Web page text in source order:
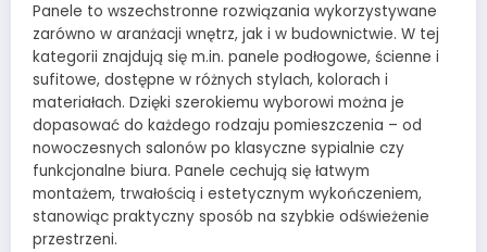
Panele to wszechstronne rozwiązania wykorzystywane
zarówno w aranżacji wnętrz, jak i w budownictwie. W tej
kategorii znajdują się m.in. panele podłogowe, ścienne i
sufitowe, dostępne w różnych stylach, kolorach i
materiałach. Dzięki szerokiemu wyborowi można je
dopasować do każdego rodzaju pomieszczenia – od
nowoczesnych salonów po klasyczne sypialnie czy
funkcjonalne biura. Panele cechują się łatwym
montażem, trwałością i estetycznym wykończeniem,
stanowiąc praktyczny sposób na szybkie odświeżenie
przestrzeni.